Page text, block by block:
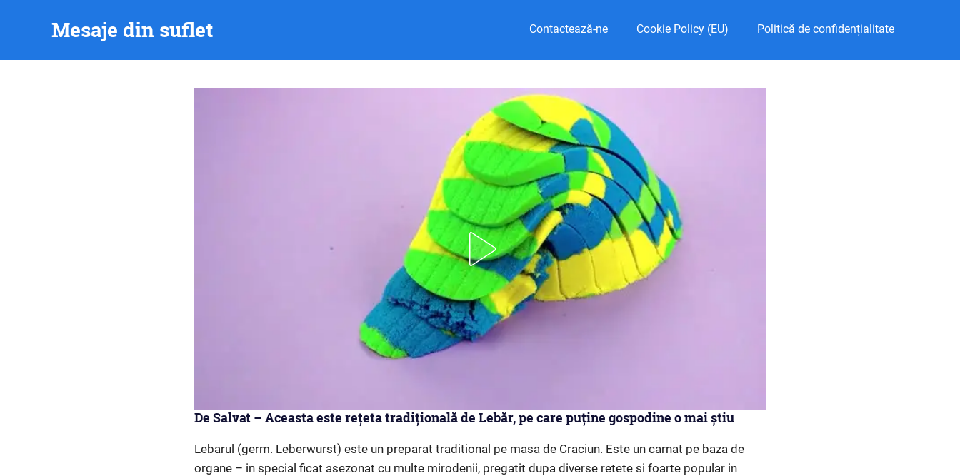
Mesaje din suflet Contactează-ne Cookie Policy (EU) Politică de confidențialitate
De Salvat – Aceasta este rețeta tradițională de Lebăr, pe care puține gospodine o mai știu
Lebarul (germ. Leberwurst) este un preparat traditional pe masa de Craciun. Este un carnat pe baza de
organe – in special ficat asezonat cu multe mirodenii, pregatit dupa diverse retete si foarte popular in